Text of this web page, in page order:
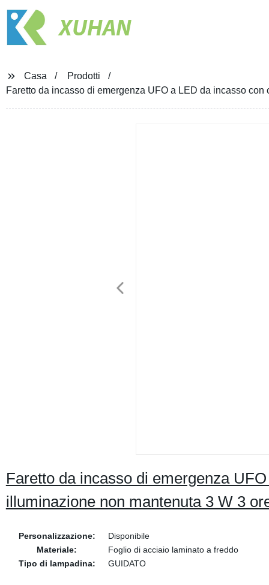
XUHAN
Casa
Prodotti
Faretto da incasso di emergenza UFO a LED da incasso
Faretto da incasso di emergenza
illuminazione non mantenuta 3 W 3
Personalizzazione:
Disponibile
Materiale:
Foglio di acciaio laminato a freddo
Tipo di lampadina:
GUIDATO